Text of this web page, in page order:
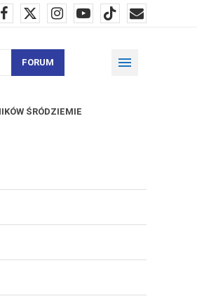
FORUM
ŚRÓDZIEMIE